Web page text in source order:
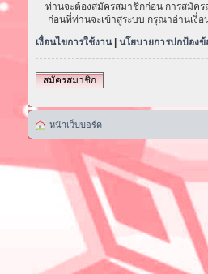
ท่านจะต้องสมัครสมาชิกก่อน การสมัคร
ก่อนที่ท่านจะเข้าสู่ระบบ กรุณาอ่านเงื่อ
เงื่อนไขการใช้งาน| นโยบายการปกป้อง
สมัครสมาชิก
หน้าเว็บบอร์ด